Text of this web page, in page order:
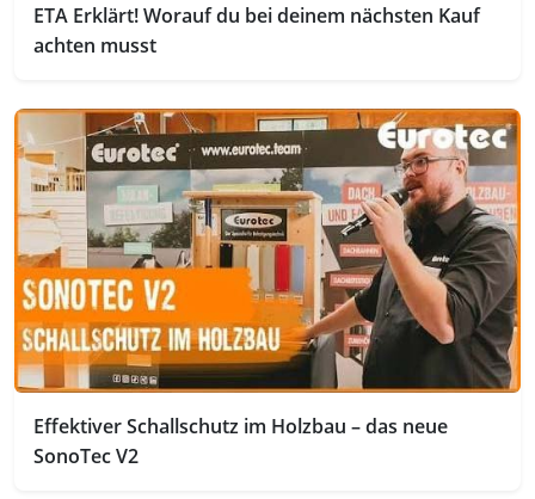
ETA Erklärt! Worauf du bei deinem nächsten Kauf
achten musst
Effektiver Schallschutz im Holzbau – das neue
SonoTec V2